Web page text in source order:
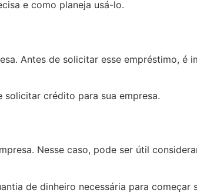
e como planeja usá-lo.
Antes de solicitar esse empréstimo, é
crédito para sua empresa.
Nesse caso, pode ser útil
de dinheiro necessária para começar